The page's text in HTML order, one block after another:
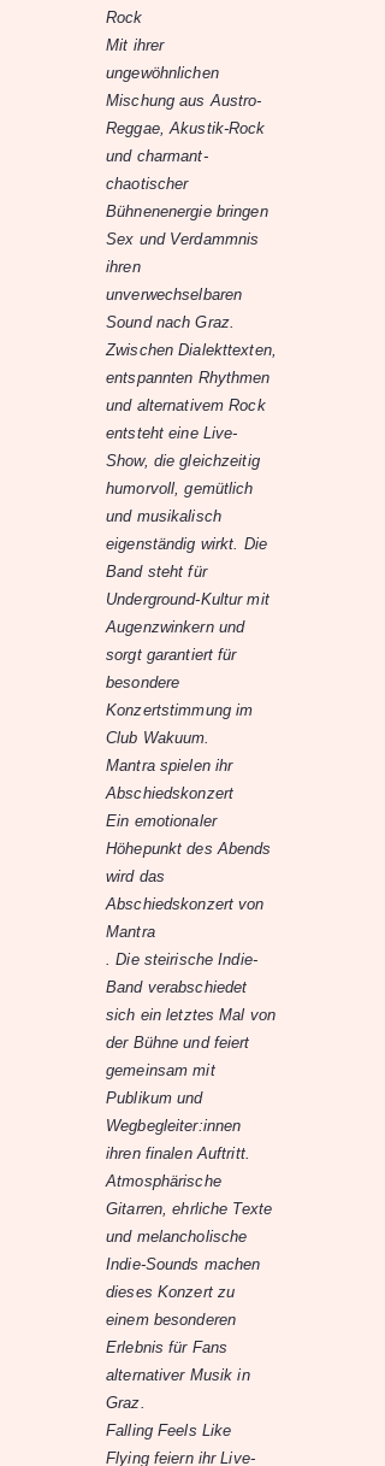
Rock
Mit ihrer
ungewöhnlichen
Mischung aus Austro-
Reggae, Akustik-Rock
und charmant-
chaotischer
Bühnenenergie bringen
Sex und Verdammnis
ihren
unverwechselbaren
Sound nach Graz.
Zwischen Dialekttexten,
entspannten Rhythmen
und alternativem Rock
entsteht eine Live-
Show, die gleichzeitig
humorvoll, gemütlich
und musikalisch
eigenständig wirkt. Die
Band steht für
Underground-Kultur mit
Augenzwinkern und
sorgt garantiert für
besondere
Konzertstimmung im
Club Wakuum.
Mantra spielen ihr
Abschiedskonzert
Ein emotionaler
Höhepunkt des Abends
wird das
Abschiedskonzert von
Mantra
. Die steirische Indie-
Band verabschiedet
sich ein letztes Mal von
der Bühne und feiert
gemeinsam mit
Publikum und
Wegbegleiter:innen
ihren finalen Auftritt.
Atmosphärische
Gitarren, ehrliche Texte
und melancholische
Indie-Sounds machen
dieses Konzert zu
einem besonderen
Erlebnis für Fans
alternativer Musik in
Graz.
Falling Feels Like
Flying feiern ihr Live-